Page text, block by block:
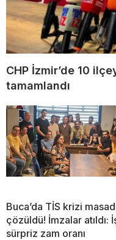
CHP İzmir’de 10
tamamlandı
Buca’da TİS krizi
çözüldü! İmzalar atıldı:
sürpriz zam oranı